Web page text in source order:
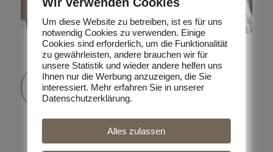
GOURMET-FLEISCH VOM
COBURGER FUCHS
Um Ihnen schmackhaftes Schaffleisch
anbieten zu können, ist die Wahl auf
Coburger Füchse gefallen. Durch den
intensiven kräuterwürzigen Geschmack
Um diese Website zu betreiben, ist es für uns
notwendig Cookies zu verwenden. Einige
Cookies sind erforderlich, um die Funktionalität
zu gewährleisten, andere brauchen wir für
unsere Statistik und wieder andere helfen uns
Ihnen nur die Werbung anzuzeigen, die Sie
interessiert. Mehr erfahren Sie in unserer
Datenschutzerklärung.
Alles zulassen